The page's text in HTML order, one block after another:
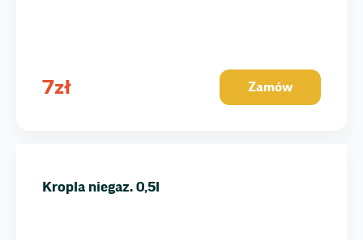
7zł Zamów
Kropla niegaz. 0,5l